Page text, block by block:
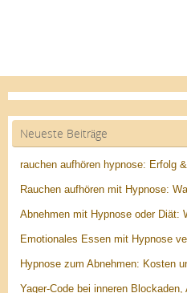
Neueste Beiträge
rauchen aufhören hypnose: Erfolg &
Rauchen aufhören mit Hypnose:
Abnehmen mit Hypnose oder Diät:
Emotionales Essen mit Hypnose
Hypnose zum Abnehmen: Kosten
Yager-Code bei inneren